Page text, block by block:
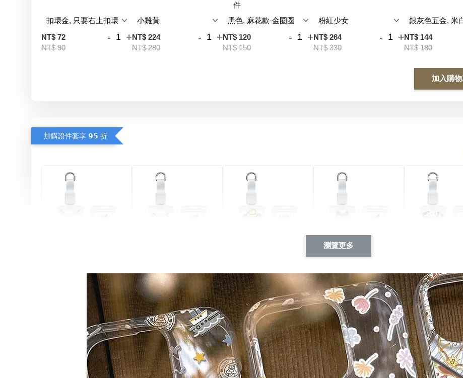
NT$ 72
NT$ 90
- +NT$ 224
NT$ 280
- +
件
NT$ 120
NT$ 150
- +NT$ 264
NT$ 330
- +NT$ 144
NT$ 180
加入購
加購證件套享 𝟵𝟱 折
化系列 滑蓋式證件套(附
伸縮卡扣) CSAA07
- +
系列 滑蓋式證件套(附伸
縮卡扣) CSAA05
NT$ 214
NT$ 225
- +
系列 滑蓋式證件套(附伸
縮卡扣) CSAA14
NT$ 214
NT$ 225
- +
人化系列 滑蓋式證件套
(附伸縮卡扣) CSAA26
NT$ 214
NT$ 225
- +
化系列 滑蓋
伸縮卡扣)
NT$ 214
NT$ 225
加入購
瀏覽更多